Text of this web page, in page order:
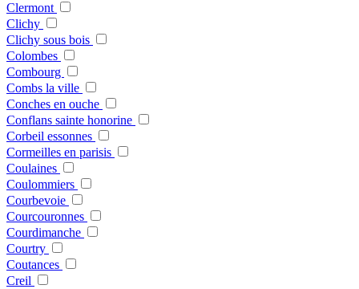
Clermont
Clichy
Clichy sous bois
Colombes
Combourg
Combs la ville
Conches en ouche
Conflans sainte honorine
Corbeil essonnes
Cormeilles en parisis
Coulaines
Coulommiers
Courbevoie
Courcouronnes
Courdimanche
Courtry
Coutances
Creil